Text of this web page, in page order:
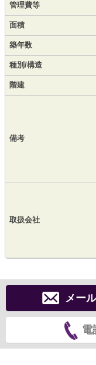
管理費等
面積
築年数
種別/構造
階建
備考
取扱会社
メー
電